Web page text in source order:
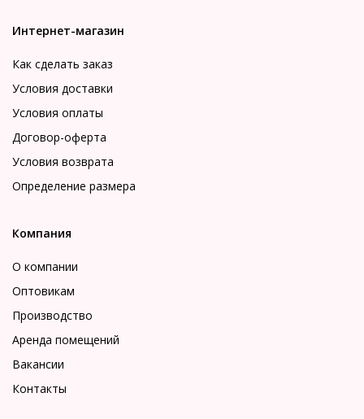
Интернет-магазин
Как сделать заказ
Условия доставки
Условия оплаты
Договор-оферта
Условия возврата
Определение размера
Компания
О компании
Оптовикам
Производство
Аренда помещений
Вакансии
Контакты